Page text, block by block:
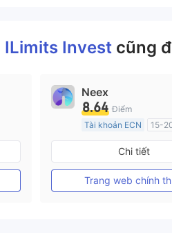
ILimits Invest cũng
Neex
8.64 Điểm
Tài khoản ECN
15-
Đăng ký tại Nước Úc
MT4 Chính thức
Chi tiết
Trang web chính